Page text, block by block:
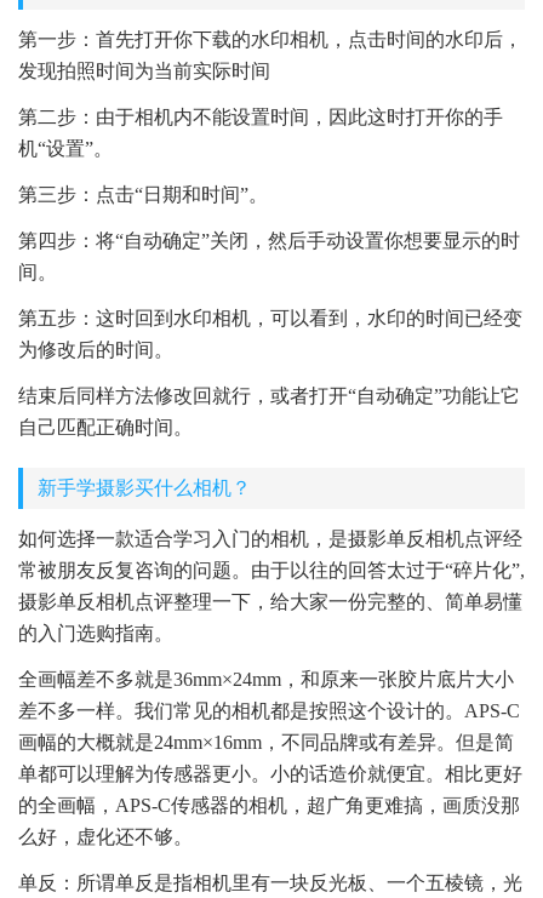
第一步：首先打开你下载的水印相机，点击时间的水印后，
发现拍照时间为当前实际时间
第二步：由于相机内不能设置时间，因此这时打开你的手
机“设置”。
第三步：点击“日期和时间”。
第四步：将“自动确定”关闭，然后手动设置你想要显示的时
间。
第五步：这时回到水印相机，可以看到，水印的时间已经变
为修改后的时间。
结束后同样方法修改回就行，或者打开“自动确定”功能让它
自己匹配正确时间。
新手学摄影买什么相机？
如何选择一款适合学习入门的相机，是摄影单反相机点评经
常被朋友反复咨询的问题。由于以往的回答太过于“碎片化”,
摄影单反相机点评整理一下，给大家一份完整的、简单易懂
的入门选购指南。
全画幅差不多就是36mm×24mm，和原来一张胶片底片大小
差不多一样。我们常见的相机都是按照这个设计的。APS-C
画幅的大概就是24mm×16mm，不同品牌或有差异。但是简
单都可以理解为传感器更小。小的话造价就便宜。相比更好
的全画幅，APS-C传感器的相机，超广角更难搞，画质没那
么好，虚化还不够。
单反：所谓单反是指相机里有一块反光板、一个五棱镜，光